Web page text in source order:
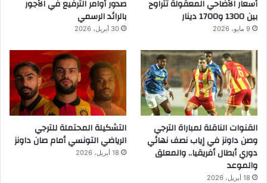
أسعار الأضاحي المعقولة تتراوح
بين 1300 و1700 دينار
9 مايو، 2026
صدور أوامر الترفيع في الأجور
بالرائد الرسمي
30 أبريل، 2026
القنوات الناقلة لمباراة الترجي
وصن داونز في إياب نصف نهائي
دوري أبطال أفريقيا.. والمعلق
والموعد
18 أبريل، 2026
التشكيلة المحتملة للترجي
الرياضي التونسي أمام صان داونز
18 أبريل، 2026